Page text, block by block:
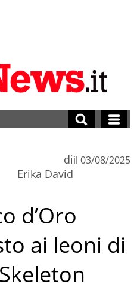
di
Erika David
il 03/08/2025
d’Oro
ai leoni di